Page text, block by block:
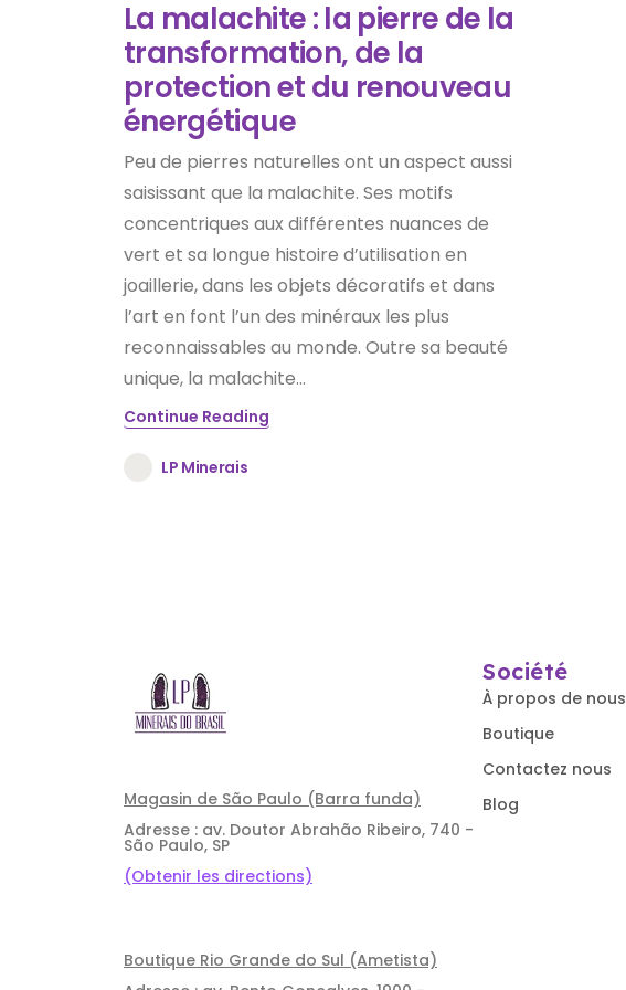
La malachite : la pierre de la
transformation, de la
protection et du renouveau
énergétique
Peu de pierres naturelles ont un aspect aussi
saisissant que la malachite. Ses motifs
concentriques aux différentes nuances de
vert et sa longue histoire d’utilisation en
joaillerie, dans les objets décoratifs et dans
l’art en font l’un des minéraux les plus
reconnaissables au monde. Outre sa beauté
unique, la malachite...
Continue Reading
LP Minerais
Magasin de São Paulo (Barra funda)
Adresse : av. Doutor Abrahão Ribeiro, 740 -
São Paulo, SP
(Obtenir les directions)
Boutique Rio Grande do Sul (Ametista)
Société
À propos de nous
Boutique
Contactez nous
Blog